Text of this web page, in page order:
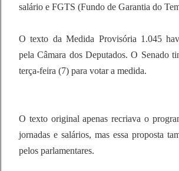
salário e FGTS (Fundo de Garantia do
O texto da Medida Provisória 1.045
pela Câmara dos Deputados. O Senado
terça-feira (7) para votar a medida.
O texto original apenas recriava o
jornadas e salários, mas essa proposta
pelos parlamentares.